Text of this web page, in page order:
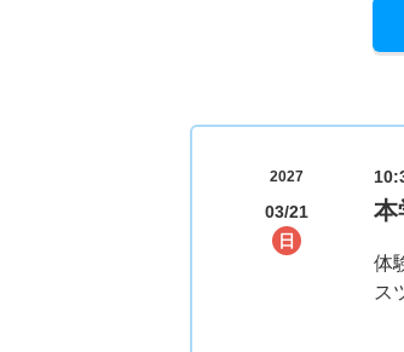
2027
03/21
日
本
体
ス